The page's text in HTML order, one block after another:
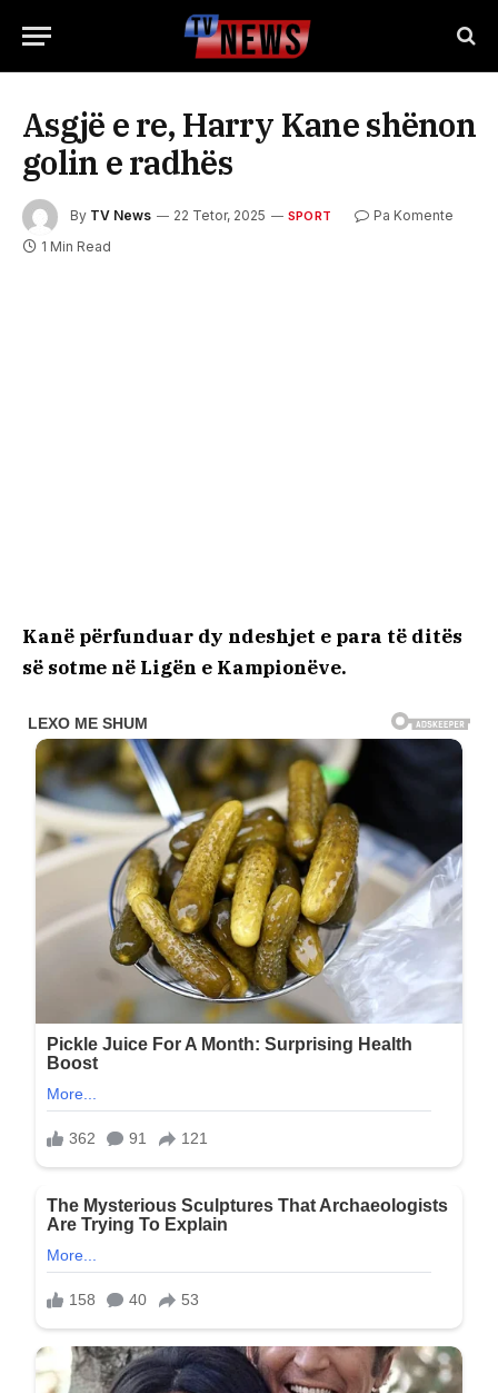
Asgjë e re, Harry Kane shënon
golin e radhës
By TV News 22 Tetor, 2025 SPORT
Pa Komente
1 Min Read
Kanë përfunduar dy ndeshjet e para të ditës
së sotme në Ligën e Kampionëve.